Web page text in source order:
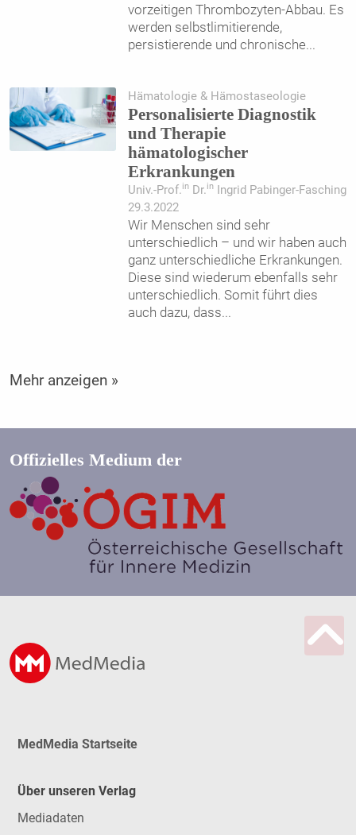
vorzeitigen Thrombozyten-Abbau. Es
werden selbstlimitierende,
persistierende und chronische...
Hämatologie & Hämostaseologie
Personalisierte Diagnostik
und Therapie
hämatologischer
Erkrankungen
Univ.-Prof. inDr. inIngrid Pabinger-Fasching
29.3.2022
Wir Menschen sind sehr
unterschiedlich – und wir haben auch
ganz unterschiedliche Erkrankungen.
Diese sind wiederum ebenfalls sehr
unterschiedlich. Somit führt dies
auch dazu, dass...
Mehr anzeigen »
Offizielles Medium der
MedMedia Startseite
Über unseren Verlag
Mediadaten